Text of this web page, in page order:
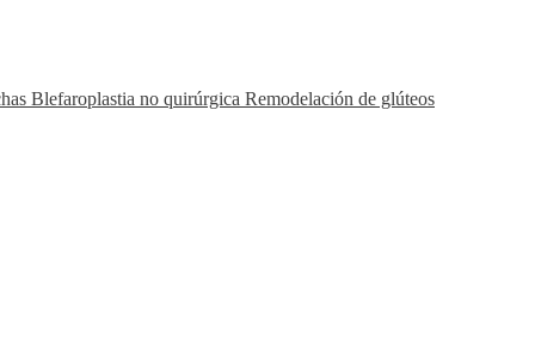
Blefaroplastia no quirúrgica Remodelación de glúteos